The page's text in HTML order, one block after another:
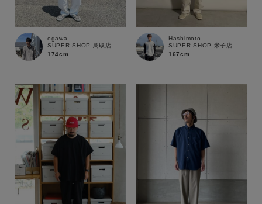
ogawa
SUPER SHOP 鳥取店
174cm
Hashimoto
SUPER SHOP 米子店
167cm